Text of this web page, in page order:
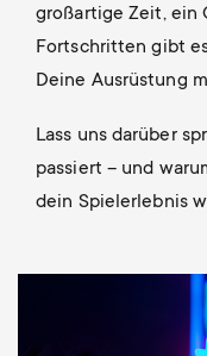
s
m
e
n
r
t
m
e
n
großartige Zeit, ein
Fortschritten gibt
Deine Ausrüstung
Lass uns darüber
passiert – und
dein Spielerlebnis